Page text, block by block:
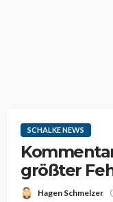
SCHALKE NEWS
größter
Hagen Schmelzer